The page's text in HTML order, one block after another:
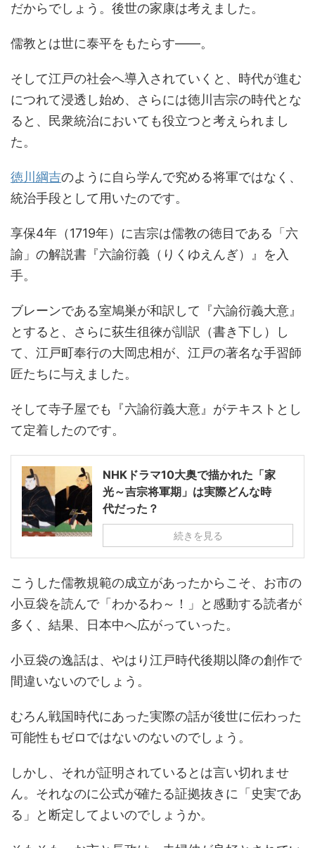
だからでしょう。後世の家康は考えました。
儒教とは世に泰平をもたらす――。
そして江戸の社会へ導入されていくと、時代が進む
につれて浸透し始め、さらには徳川吉宗の時代とな
ると、民衆統治においても役立つと考えられまし
た。
徳川綱吉のように自ら学んで究める将軍ではなく、
統治手段として用いたのです。
享保4年（1719年）に吉宗は儒教の徳目である「六
諭」の解説書『六諭衍義（りくゆえんぎ）』を入
手。
ブレーンである室鳩巣が和訳して『六諭衍義大意』
とすると、さらに荻生徂徠が訓訳（書き下し）し
て、江戸町奉行の大岡忠相が、江戸の著名な手習師
匠たちに与えました。
そして寺子屋でも『六諭衍義大意』がテキストとし
て定着したのです。
NHKドラマ10大奥で描かれた「家
光～吉宗将軍期」は実際どんな時
代だった？
続きを見る
こうした儒教規範の成立があったからこそ、お市の
小豆袋を読んで「わかるわ～！」と感動する読者が
多く、結果、日本中へ広がっていった。
小豆袋の逸話は、やはり江戸時代後期以降の創作で
間違いないのでしょう。
むろん戦国時代にあった実際の話が後世に伝わった
可能性もゼロではないのないのでしょう。
しかし、それが証明されているとは言い切れませ
ん。それなのに公式が確たる証拠抜きに「史実であ
る」と断定してよいのでしょうか。